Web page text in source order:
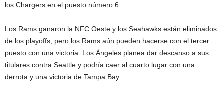
los Chargers en el puesto número 6.
Los Rams ganaron la NFC Oeste y los Seahawks están eliminados
de los playoffs, pero los Rams aún pueden hacerse con el tercer
puesto con una victoria. Los Ángeles planea dar descanso a sus
titulares contra Seattle y podría caer al cuarto lugar con una
derrota y una victoria de Tampa Bay.